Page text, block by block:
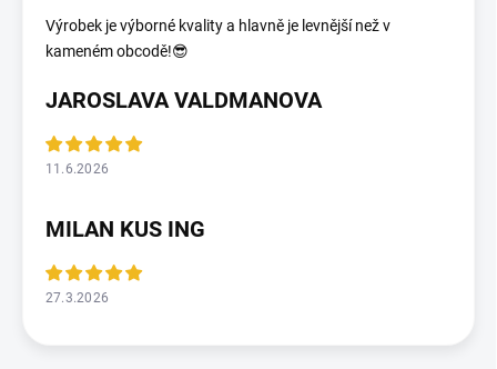
Výrobek je výborné kvality a hlavně je levnější než v
kameném obcodě!😎
JAROSLAVA VALDMANOVA
11.6.2026
MILAN KUS ING
27.3.2026